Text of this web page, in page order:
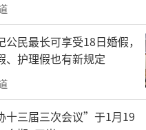
留守儿童、家庭困难
前，威海市共有154
参与寒假托管工作
托、全面覆盖。为
3方面措施：
公民最长可享受18日婚假，
、护理假也有新规定
十三届三次会议”于1月19